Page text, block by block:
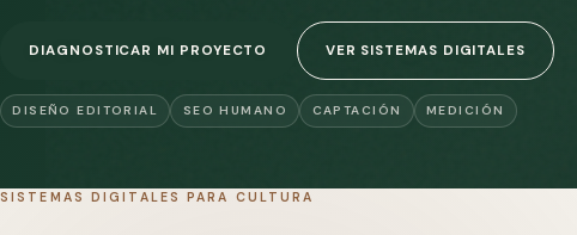
DIAGNOSTICAR MI PROYECTO VER SISTEMAS DIGITALES
DISEÑO EDITORIAL SEO HUMANO CAPTACIÓN MEDICIÓN
SISTEMAS DIGITALES PARA CULTURA